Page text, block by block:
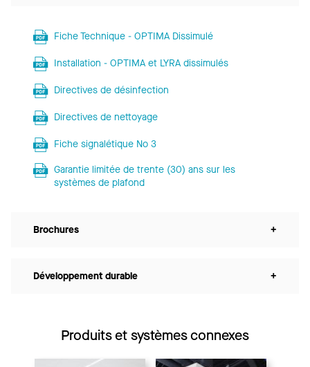
Fiche Technique - OPTIMA Dissimulé
Installation - OPTIMA et LYRA dissimulés
Directives de désinfection
Directives de nettoyage
Fiche signalétique No 3
Garantie limitée de trente (30) ans sur les
systèmes de plafond
Brochures +
Développement durable +
Produits et systèmes connexes